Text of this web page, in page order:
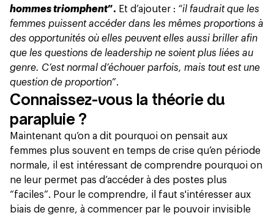
hommes triomphent”. Et d’ajouter : “il faudrait que les
femmes puissent accéder dans les mêmes proportions à
des opportunités où elles peuvent elles aussi briller afin
que les questions de leadership ne soient plus liées au
genre. C’est normal d’échouer parfois, mais tout est une
question de proportion”.
Connaissez-vous la théorie du
parapluie ?
Maintenant qu’on a dit pourquoi on pensait aux
femmes plus souvent en temps de crise qu’en période
normale, il est intéressant de comprendre pourquoi on
ne leur permet pas d’accéder à des postes plus
“faciles”. Pour le comprendre, il faut s'intéresser aux
biais de genre, à commencer par le pouvoir invisible